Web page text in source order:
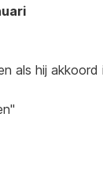
als hij